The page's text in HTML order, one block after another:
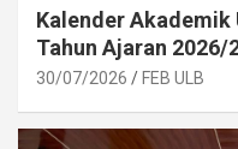
Kalender Akademik
Tahun Ajaran 2026/
30/07/2026 FEB ULB